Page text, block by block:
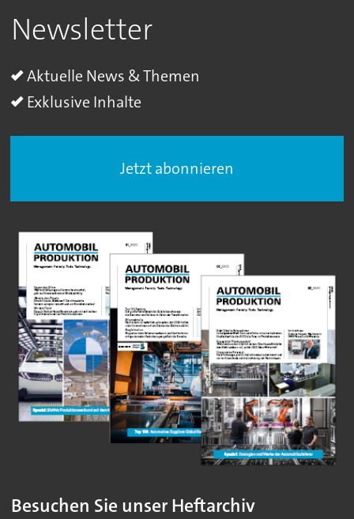
Newsletter
Aktuelle News & Themen
Exklusive Inhalte
Jetzt abonnieren
Besuchen Sie unser Heftarchiv